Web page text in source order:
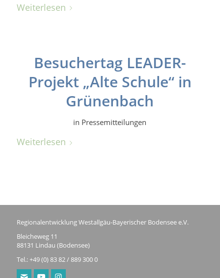
Weiterlesen
Besuchertag LEADER-
Projekt „Alte Schule“ in
Grünenbach
in Pressemitteilungen
Weiterlesen
Regionalentwicklung Westallgäu-Bayerischer Bodensee e.V.
Bleicheweg 11
88131 Lindau (Bodensee)
Tel.: +49 (0) 83 82 / 889 300 0